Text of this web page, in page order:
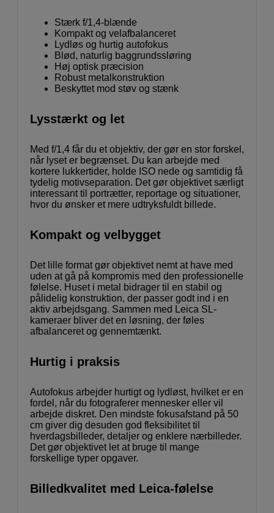
Stærk f/1,4-blænde
Kompakt og velafbalanceret
Lydløs og hurtig autofokus
Blød, naturlig baggrundssløring
Høj optisk præcision
Robust metalkonstruktion
Beskyttet mod støv og stænk
Lysstærkt og let
Med f/1,4 får du et objektiv, der gør en stor forskel,
når lyset er begrænset. Du kan arbejde med
kortere lukkertider, holde ISO nede og samtidig få
tydelig motivseparation. Det gør objektivet særligt
interessant til portrætter, reportage og situationer,
hvor du ønsker et mere udtryksfuldt billede.
Kompakt og velbygget
Det lille format gør objektivet nemt at have med
uden at gå på kompromis med den professionelle
følelse. Huset i metal bidrager til en stabil og
pålidelig konstruktion, der passer godt ind i en
aktiv arbejdsgang. Sammen med Leica SL-
kameraer bliver det en løsning, der føles
afbalanceret og gennemtænkt.
Hurtig i praksis
Autofokus arbejder hurtigt og lydløst, hvilket er en
fordel, når du fotograferer mennesker eller vil
arbejde diskret. Den mindste fokusafstand på 50
cm giver dig desuden god fleksibilitet til
hverdagsbilleder, detaljer og enklere nærbilleder.
Det gør objektivet let at bruge til mange
forskellige typer opgaver.
Billedkvalitet med Leica-følelse